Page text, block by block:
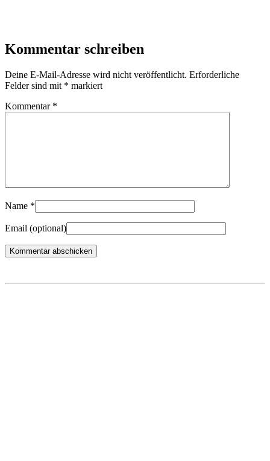
Kommentar schreiben
Deine E-Mail-Adresse wird nicht veröffentlicht. Erforderliche
Felder sind mit * markiert
Kommentar *
Name *
Email (optional)